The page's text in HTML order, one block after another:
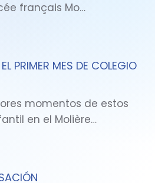
français Mo…
PRIMER MES DE COLEGIO
momentos de estos
en el Molière…